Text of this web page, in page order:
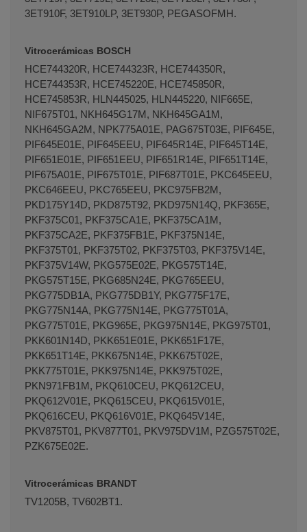
3ET910F, 3ET910LP, 3ET930P, PEGASOFMH.
Vitrocerámicas BOSCH
HCE744320R, HCE744323R, HCE744350R,
HCE744353R, HCE745220E, HCE745850R,
HCE745853R, HLN445025, HLN445220, NIF665E,
NIF675T01, NKH645G17M, NKH645GA1M,
NKH645GA2M, NPK775A01E, PAG675T03E, PIF645E,
PIF645E01E, PIF645EEU, PIF645R14E, PIF645T14E,
PIF651E01E, PIF651EEU, PIF651R14E, PIF651T14E,
PIF675A01E, PIF675T01E, PIF687T01E, PKC645EEU,
PKC646EEU, PKC765EEU, PKC975FB2M,
PKD175Y14D, PKD875T92, PKD975N14Q, PKF365E,
PKF375C01, PKF375CA1E, PKF375CA1M,
PKF375CA2E, PKF375FB1E, PKF375N14E,
PKF375T01, PKF375T02, PKF375T03, PKF375V14E,
PKF375V14W, PKG575E02E, PKG575T14E,
PKG575T15E, PKG685N24E, PKG765EEU,
PKG775DB1A, PKG775DB1Y, PKG775F17E,
PKG775N14A, PKG775N14E, PKG775T01A,
PKG775T01E, PKG965E, PKG975N14E, PKG975T01,
PKK601N14D, PKK651E01E, PKK651F17E,
PKK651T14E, PKK675N14E, PKK675T02E,
PKK775T01E, PKK975N14E, PKK975T02E,
PKN971FB1M, PKQ610CEU, PKQ612CEU,
PKQ612V01E, PKQ615CEU, PKQ615V01E,
PKQ616CEU, PKQ616V01E, PKQ645V14E,
PKV875T01, PKV877T01, PKV975DV1M, PZG575T02E,
PZK675E02E.
Vitrocerámicas BRANDT
TV1205B, TV602BT1.